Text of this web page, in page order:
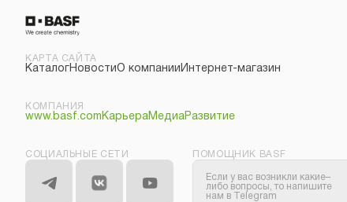
КАРТА САЙТА
КаталогНовостиО компании Интернет-магазин
КОМПАНИЯ
www.basf.com КарьераМедиаРазвитие
СОЦИАЛЬНЫЕ СЕТИ ПОМОЩНИК BASF
Если у вас возникли какие–
либо вопросы, то напишите
нам в Telegram